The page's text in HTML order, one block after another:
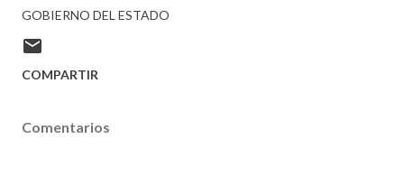
GOBIERNO DEL ESTADO
COMPARTIR
Comentarios